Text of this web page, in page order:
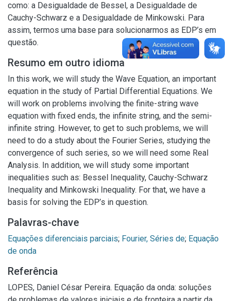
como: a Desigualdade de Bessel, a Desigualdade de
Cauchy-Schwarz e a Desigualdade de Minkowski. Para
assim, termos uma base para solucionarmos as EDP’s em
questão.
Resumo em outro idioma
In this work, we will study the Wave Equation, an important
equation in the study of Partial Differential Equations. We
will work on problems involving the finite-string wave
equation with fixed ends, the infinite string, and the semi-
infinite string. However, to get to such problems, we will
need to do a study about the Fourier Series, studying the
convergence of such series, so we will need some Real
Analysis. In addition, we will study some important
inequalities such as: Bessel Inequality, Cauchy-Schwarz
Inequality and Minkowski Inequality. For that, we have a
basis for solving the EDP’s in question.
Palavras-chave
Equações diferenciais parciais; Fourier, Séries de; Equação
de onda
Referência
LOPES, Daniel César Pereira. Equação da onda: soluções